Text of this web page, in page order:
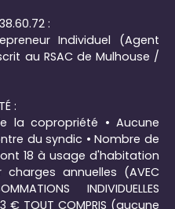
:
Individuel (Agent
au RSAC de Mulhouse /
:
la copropriété • Aucune
du syndic • Nombre de
18 à usage d'habitation
annuelles (AVEC
INDIVIDUELLES
€ TOUT COMPRIS (aucune